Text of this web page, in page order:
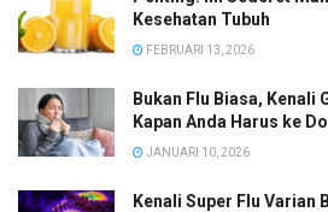
Kesehatan Tubuh
FEBRUARI 13, 2026
Bukan Flu Biasa, Kenali
Kapan Anda Harus ke
JANUARI 10, 2026
Kenali Super Flu Varian